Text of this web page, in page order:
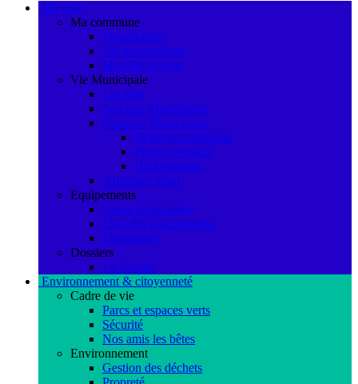
Ma ville
Ma commune
Présentation
Vie économique
Ma ville recrute
Vie Municipale
Les élus
Services Municipaux
Conseils Municipaux
Règlement intérieur
Procès-verbaux
Délibérations
Affichage légal
Equipements
Salles municipales
Liste des équipements
Logements
Dossiers
La Saulaie
Environnement & citoyenneté
Cadre de vie
Parcs et espaces verts
Sécurité
Nos amis les bêtes
Environnement
Gestion des déchets